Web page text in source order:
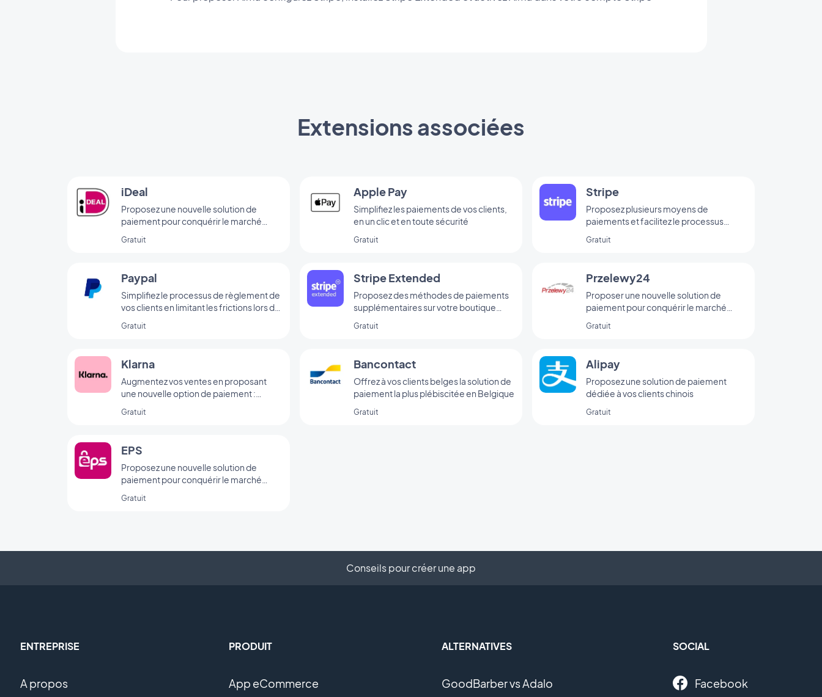
Extensions associées
iDeal
Proposez une nouvelle solution de
paiement pour conquérir le marché
Gratuit
Apple Pay
Simplifiez les paiements de vos clients,
en un clic et en toute sécurité
Gratuit
Stripe
Proposez plusieurs moyens de
paiements et facilitez le processus
Gratuit
Paypal
Simplifiez le processus de règlement de
vos clients en limitant les frictions lors de
Gratuit
Stripe Extended
Proposez des méthodes de paiements
supplémentaires sur votre boutique
Gratuit
Przelewy24
Proposer une nouvelle solution de
paiement pour conquérir le marché
Gratuit
Klarna
Augmentez vos ventes en proposant
une nouvelle option de paiement :
Gratuit
Bancontact
Offrez à vos clients belges la solution de
paiement la plus plébiscitée en Belgique
Gratuit
Alipay
Proposez une solution de paiement
dédiée à vos clients chinois
Gratuit
EPS
Proposez une nouvelle solution de
paiement pour conquérir le marché
Gratuit
Conseils pour créer une app
ENTREPRISE
A propos
PRODUIT
App eCommerce
ALTERNATIVES
GoodBarber vs Adalo
SOCIAL
Facebook